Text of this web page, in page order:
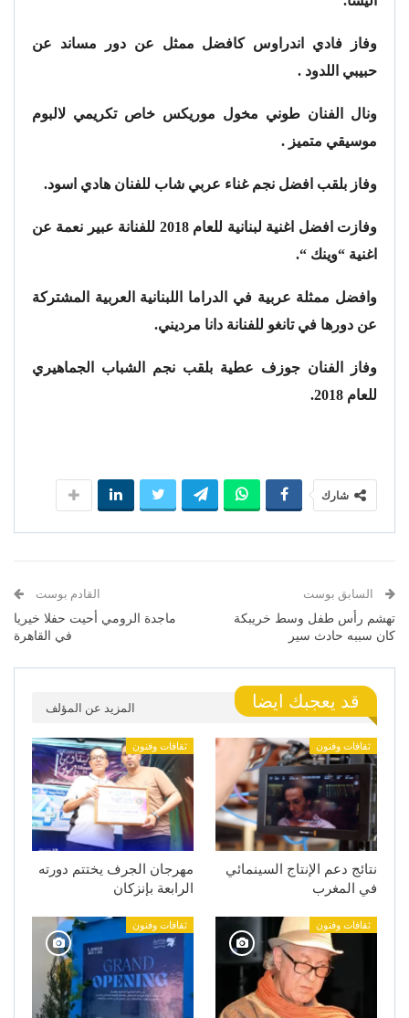
وفاز ‏‎فادي اندراوس كافضل ممثل عن دور مساند عن
‏ونال الفنان طوني مخول موريكس خاص تكريمي لالبوم
موسيقي متميز .
وفاز بلقب افضل نجم غناء عربي شاب للفنان هادي اسود.
وفازت افضل اغنية لبنانية للعام 2018 للفنانة عبير نعمة عن
اغنية “وينك “.
وافضل ممثلة عربية في الدراما اللبنانية العربية المشتركة
عن دورها في تانغو للفنانة دانا مرديني.
وفاز الفنان جوزف عطية بلقب نجم الشباب الجماهيري
للعام 2018.
شارك
السابق بوست
تهشم رأس طفل وسط خريبكة
كان سببه حادث سير
القادم بوست
ماجدة الرومي أحيت حفلا خيريا
في القاهرة
قد يعجبك ايضا المزيد عن المؤلف
ثقافات وفنون
نتائج دعم الإنتاج السينمائي
في المغرب
ثقافات وفنون
مهرجان الجرف يختتم دورته
الرابعة بإنزكان
ثقافات وفنون ثقافات وفنون